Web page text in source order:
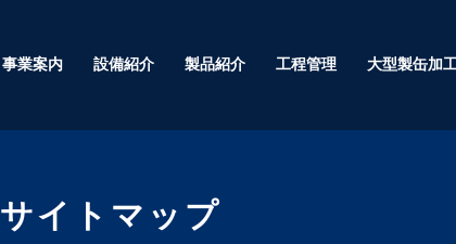
事業案内 設備紹介 製品紹介 工程管理 大型製缶加
サイトマップ